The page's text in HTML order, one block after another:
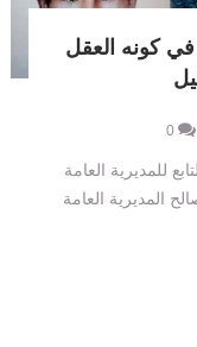
كونه العقل
0
للمديرية العامة
المديرية العامة